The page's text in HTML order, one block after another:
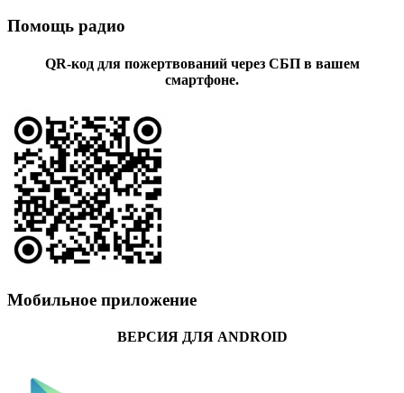
Помощь радио
QR-код для пожертвований через СБП в вашем
смартфоне.
Мобильное приложение
ВЕРСИЯ ДЛЯ ANDROID